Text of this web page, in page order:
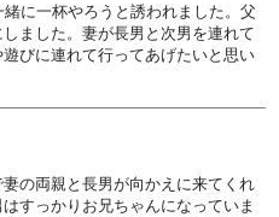
に一杯やろうと誘われました。父
ました。妻が長男と次男を連れて
びに連れて行ってあげたいと思い
の両親と長男が向かえに来てくれ
すっかりお兄ちゃんになっていま